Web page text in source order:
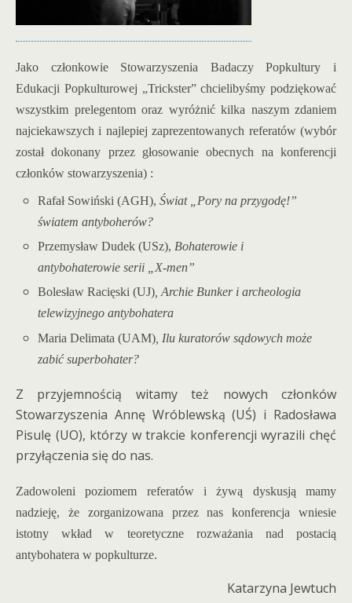
Jako członkowie Stowarzyszenia Badaczy Popkultury i
Edukacji Popkulturowej „Trickster” chcielibyśmy podziękować
wszystkim prelegentom oraz wyróżnić kilka naszym zdaniem
najciekawszych i najlepiej zaprezentowanych referatów (wybór
został dokonany przez głosowanie obecnych na konferencji
członków stowarzyszenia) :
Rafał Sowiński (AGH), Świat „Pory na przygodę!”
światem antyboherów?
Przemysław Dudek (USz), Bohaterowie i
antybohaterowie serii „X-men”
Bolesław Racięski (UJ) , Archie Bunker i archeologia
telewizyjnego antybohatera
Maria Delimata (UAM) , Ilu kuratorów sądowych może
zabić superbohater?
Z przyjemnością witamy też nowych członków
Stowarzyszenia Annę Wróblewską (UŚ) i Radosława
Pisulę (UO), którzy w trakcie konferencji wyrazili chęć
przyłączenia się do nas.
Zadowoleni poziomem referatów i żywą dyskusją mamy
nadzieję, że zorganizowana przez nas konferencja wniesie
istotny wkład w teoretyczne rozważania nad postacią
antybohatera w popkulturze.
Katarzyna Jewtuch